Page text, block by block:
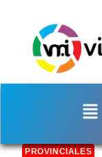
PROVINCIALES